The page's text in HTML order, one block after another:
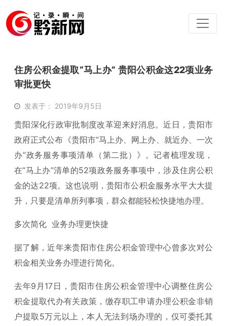
住房公积金提取“马上办” 贵阳公积金这22项业务
审批更快
发表于： 2019年9月5日
贵阳深化行政审批制度改革迎来好消息。近日，贵阳市
政府正式公布《贵阳市“马上办、网上办、就近办、一次
办”政务服务事项清单（第二批）》。记者梳理发现，
在“马上办”清单的52项政务服务事项中，涉及住房公积
金的达22项。这也说明，贵阳市公积金服务水平大大提
升，只要是清单所列事项，群众都能轻松快捷地办理。
多次简化 业务办理更快捷
据了解，近年来贵阳市住房公积金管理中心曾多次对公
积金相关业务办理进行简化。
去年9月17日，贵阳市住房公积金管理中心调整住房公
积金提取代办有关政策，缴存职工申请办理公积金非销
户提取5万元以上，本人无法到场办理的，仅可委托其